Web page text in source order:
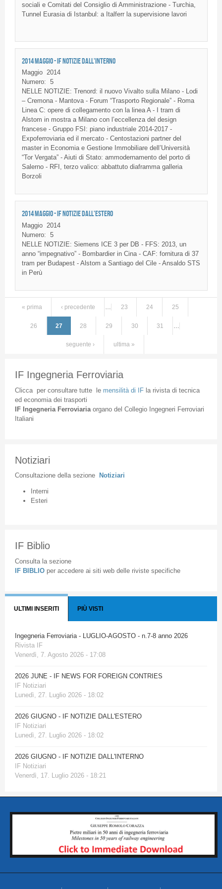
sociali e Comitati del Consiglio di Amministrazione- Turchia,
Tunnel Eurasia di Istanbul: a Italferrla supervisione lavori
2014 MAGGIO - IF NOTIZIE DALL'INTERNO
Maggio 2014
Numero: 5
NELLE NOTIZIE: Trenord: il nuovo Vivalto sulla Milano - Lodi
– Cremona - Mantova - Forum “Trasporto Regionale” - Roma
Linea C: opere di collegamento con la linea A - I tram di
Alstom in mostra a Milano con l’eccellenza del design
francese - Gruppo FSI: piano industriale 2014-2017 -
Expoferroviaria ed il mercato - Centostazioni partner del
master in Economia e Gestione Immobiliare dell’Università
“Tor Vergata” - Aiuti di Stato: ammodernamento del porto di
Salerno - RFI, terzo valico: abbattuto diaframma galleria
Borzoli
2014 MAGGIO - IF NOTIZIE DALL'ESTERO
Maggio
2014
Numero: 5
NELLE NOTIZIE: Siemens ICE 3 per DB - FFS: 2013, un
anno “impegnativo” - Bombardier in Cina - CAF: fornitura di 37
tram per Budapest - Alstom a Santiago del Cile - Ansaldo STS
in Perù
Pagine
« prima ‹ precedente 23 24 25
26 27 28 29 30 31
seguente › ultima »
IF Ingegneria Ferroviaria
Cliccaper consultare tuttele mensilità di IFla rivista di tecnica
ed economia dei trasporti
IF Ingegneria Ferroviaria organodel Collegio Ingegneri Ferroviari
Italiani
Notiziari
Consultazione della sezione Notiziari
Interni
Esteri
IF Biblio
Consulta la sezione
IF BIBLIO per accedere ai siti web delle riviste specifiche
ULTIMI INSERITI PIÙ VISTI
Ingegneria Ferroviaria - LUGLIO-AGOSTO - n.7-8 anno 2026
Rivista IF
Venerdì, 7. Agosto 2026 - 17:08
2026 JUNE - IF NEWS FOR FOREIGN CONTRIES
IF Notiziari
Lunedì, 27. Luglio 2026 - 18:02
2026 GIUGNO - IF NOTIZIE DALL'ESTERO
IF Notiziari
Lunedì, 27. Luglio 2026 - 18:02
2026 GIUGNO - IF NOTIZIE DALL'INTERNO
IF Notiziari
Venerdì, 17. Luglio 2026 - 18:21